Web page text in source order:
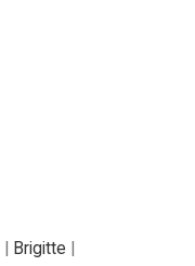
| Brigitte |